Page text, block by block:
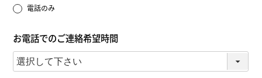
電話のみ
お電話でのご連絡希望時間